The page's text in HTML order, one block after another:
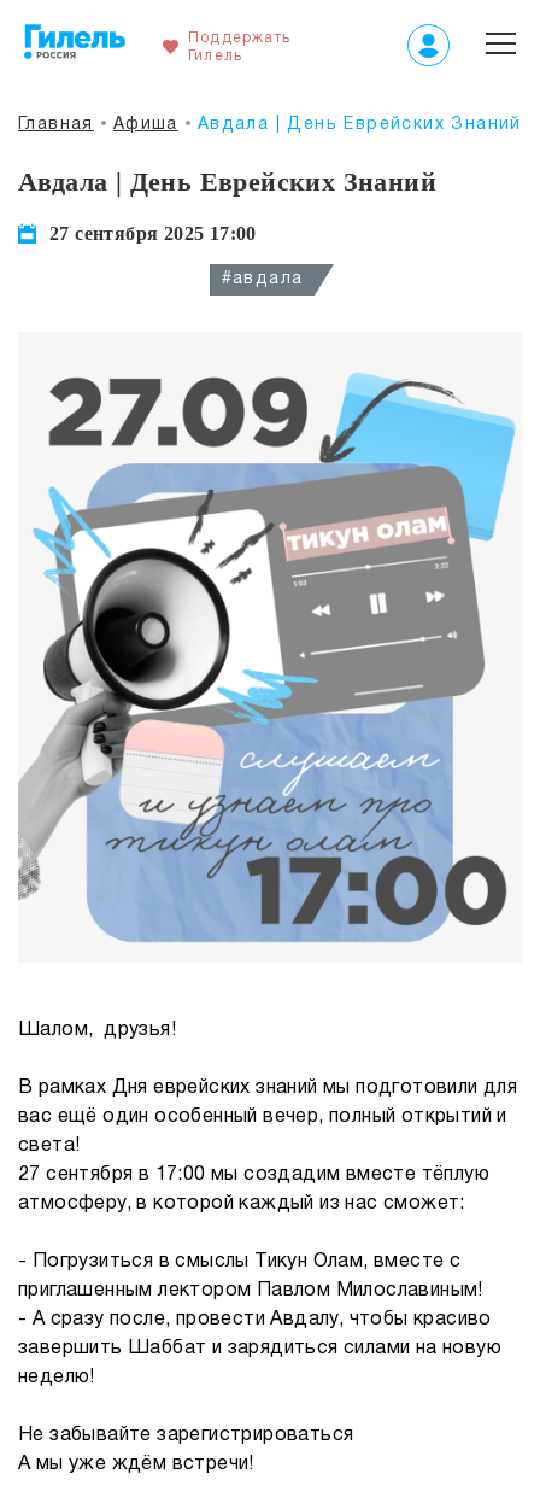
Поддержать
Гилель
Главная Афиша Авдала | День Еврейских Знаний
Авдала | День Еврейских Знаний
27 сентября 2025 17:00
#авдала
Шалом, друзья!
В рамках Дня еврейских знаний мы подготовили для
вас ещё один особенный вечер, полный открытий и
света!
27 сентября в 17:00 мы создадим вместе тёплую
атмосферу, в которой каждый из нас сможет:
- Погрузиться в смыслы Тикун Олам, вместе с
приглашенным лектором Павлом Милославиным!
- А сразу после, провести Авдалу, чтобы красиво
завершить Шаббат и зарядиться силами на новую
неделю!
Не забывайте зарегистрироваться
А мы уже ждём встречи!